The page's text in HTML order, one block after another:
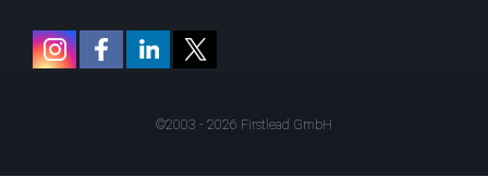
©2003 - 2026 Firstlead GmbH